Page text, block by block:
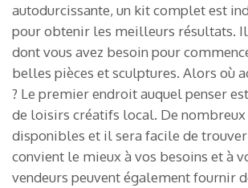
autodurcissante, un kit complet est
pour obtenir les meilleurs résultats.
dont vous avez besoin pour
belles pièces et sculptures. Alors où
? Le premier endroit auquel penser
de loisirs créatifs local. De
disponibles et il sera facile de
convient le mieux à vos besoins et à
vendeurs peuvent également fournir